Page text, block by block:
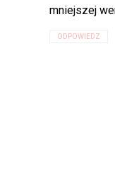
mniejszej
ODPOWIEDZ